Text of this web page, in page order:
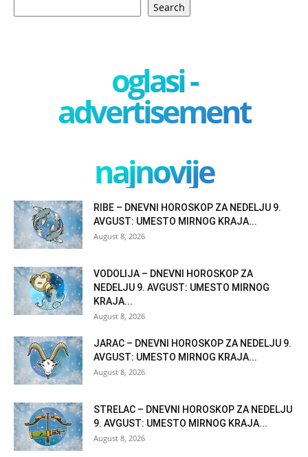
Search
oglasi -
advertisement
najnovije
RIBE – DNEVNI HOROSKOP ZA NEDELJU 9.
AVGUST: UMESTO MIRNOG KRAJA...
August 8, 2026
VODOLIJA – DNEVNI HOROSKOP ZA
NEDELJU 9. AVGUST: UMESTO MIRNOG
KRAJA...
August 8, 2026
JARAC – DNEVNI HOROSKOP ZA NEDELJU 9.
AVGUST: UMESTO MIRNOG KRAJA...
August 8, 2026
STRELAC – DNEVNI HOROSKOP ZA NEDELJU
9. AVGUST: UMESTO MIRNOG KRAJA...
August 8, 2026